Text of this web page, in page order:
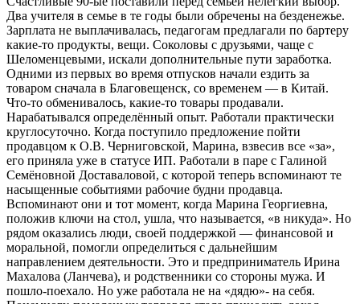
Два учителя в семье в те годы были обречены на безденежье.
Зарплата не выплачивалась, педагогам предлагали по бартеру
какие-то продукты, вещи. Соколовы с друзьями, чаще с
Шеломенцевыми, искали дополнительные пути заработка.
Одними из первых во время отпусков начали ездить за
товаром сначала в Благовещенск, со временем — в Китай.
Что-то обменивалось, какие-то товары продавали.
Нарабатывался определённый опыт. Работали практически
круглосуточно. Когда поступило предложение пойти
продавцом к О.В. Черниговской, Марина, взвесив все «за»,
его приняла уже в статусе ИП. Работали в паре с Галиной
Семёновной Доставаловой, с которой теперь вспоминают те
насыщенные событиями рабочие будни продавца.
Вспоминают они и тот момент, когда Марина Георгиевна,
положив ключи на стол, ушла, что называется, «в никуда». Но
рядом оказались люди, своей поддержкой — финансовой и
моральной, помогли определиться с дальнейшим
направлением деятельности. Это и предприниматель Ирина
Махалова (Ланчева), и родственники со стороны мужа. И
пошло-поехало. Но уже работала не на «дядю»- на себя.